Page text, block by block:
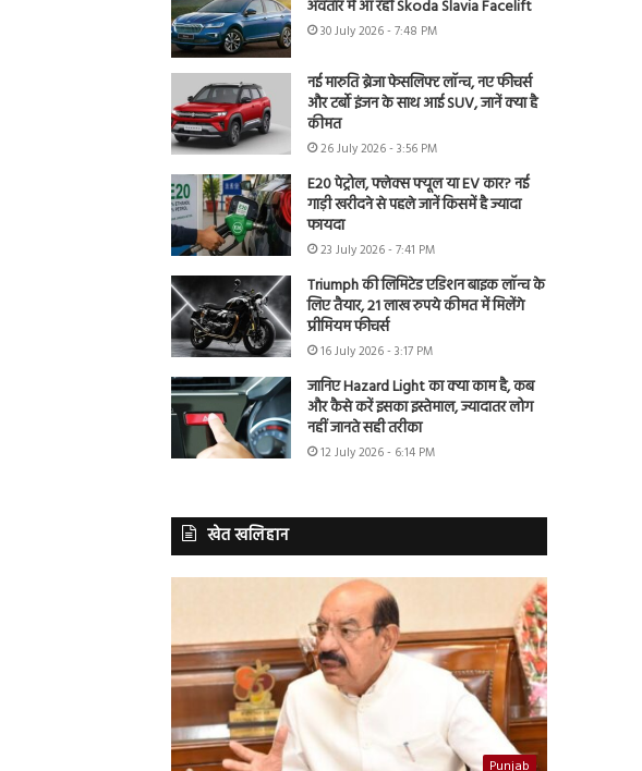
अवतार में आ रही Skoda Slavia Facelift
30 July 2026 - 7:48 PM
नई मारुति ब्रेजा फेसलिफ्ट लॉन्च, नए फीचर्स
और टर्बो इंजन के साथ आई SUV, जानें क्या है
कीमत
26 July 2026 - 3:56 PM
E20 पेट्रोल, फ्लेक्स फ्यूल या EV कार? नई
गाड़ी खरीदने से पहले जानें किसमें है ज्यादा
फायदा
23 July 2026 - 7:41 PM
Triumph की लिमिटेड एडिशन बाइक लॉन्च के
लिए तैयार, 21 लाख रुपये कीमत में मिलेंगे
प्रीमियम फीचर्स
16 July 2026 - 3:17 PM
जानिए Hazard Light का क्या काम है, कब
और कैसे करें इसका इस्तेमाल, ज्यादातर लोग
नहीं जानते सही तरीका
12 July 2026 - 6:14 PM
खेत खलिहान
Punjab